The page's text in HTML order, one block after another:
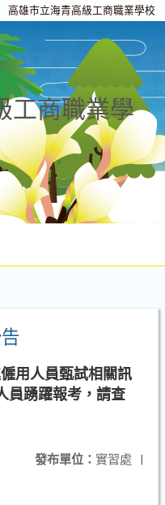
高雄市立海青高級工商職業學校
工商職業學
用人員甄試相關訊
員踴躍報考，請查
發布單位： 實習處 |